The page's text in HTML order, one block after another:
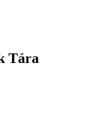
Tára